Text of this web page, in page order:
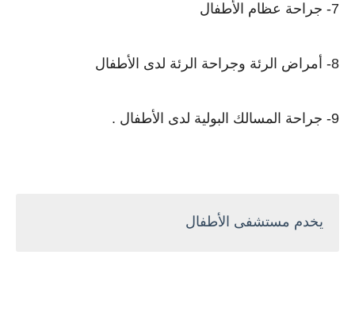
7- جراحة عظام الأطفال
8- أمراض الرئة وجراحة الرئة لدى الأطفال
9- جراحة المسالك البولية لدى الأطفال .
يخدم مستشفى الأطفال